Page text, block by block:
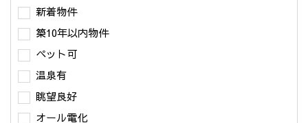
新着物件
築10年以内物件
ペット可
温泉有
眺望良好
オール電化